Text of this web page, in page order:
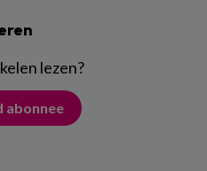
lezen?
abonnee